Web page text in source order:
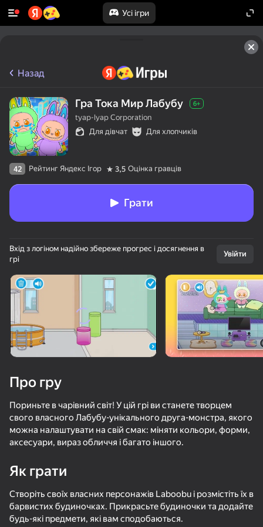
Усі ігри
Поверніть пристрій
Гра працює тільки в горизонтальній
орієнтації
Позвони Нолику сейчас!
51
Тока Мир Взлом Мод
Stack Fire Ball
Назад
Гра Тока Мир Лабубу 6+
tyap-lyap Corporation
Для дівчат
Для хлопчиків
42 Рейтинг Яндекс Ігор 3,5 Оцінка гравців
Грати
Вхід з логіном надійно збереже прогрес і досягнення в
грі
Увійти
Про гру
Пориньте в чарівний світ! У цій грі ви станете творцем
свого власного Лабубу-унікального друга-монстра, якого
можна налаштувати на свій смак: міняти кольори, форми,
аксесуари, вираз обличчя і багато іншого.
Як грати
Створіть своїх власних персонажів Laboobu і розмістіть їх в
барвистих будиночках. Прикрасьте будиночки та додайте
будь-які предмети, які вам сподобаються.